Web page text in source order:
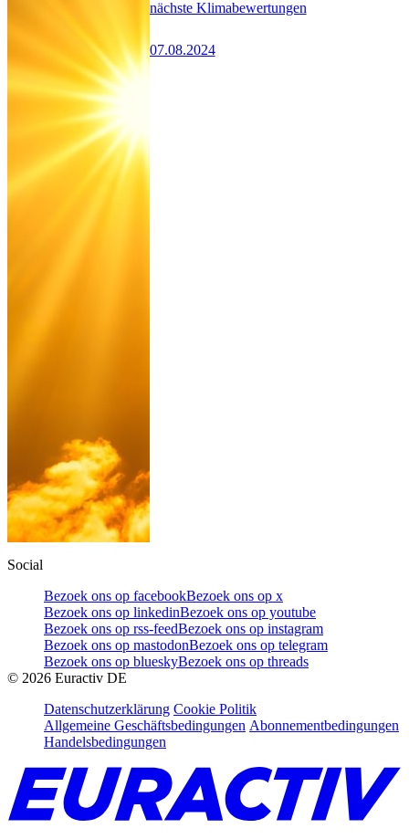
nächste Klimabewertungen
07.08.2024
Social
Bezoek ons op facebookBezoek ons op x
Bezoek ons op linkedinBezoek ons op youtube
Bezoek ons op rss-feedBezoek ons op instagram
Bezoek ons op mastodonBezoek ons op telegram
Bezoek ons op blueskyBezoek ons op threads
© 2026 Euractiv DE
Datenschutzerklärung Cookie Politik
Allgemeine Geschäftsbedingungen Abonnementbedingungen
Handelsbedingungen